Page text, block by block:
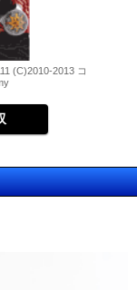
(C)2010-2013 コ